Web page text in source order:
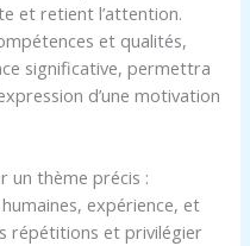
et retient l’attention.
et qualités,
significative, permettra
d’une motivation
un thème précis :
expérience, et
répétitions et privilégier